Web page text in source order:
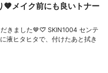
🤎メイク前にも良いトナー
きました🤎♡⃛ SKIN1004 センテ
液ヒタヒタで、付けたあと拭き